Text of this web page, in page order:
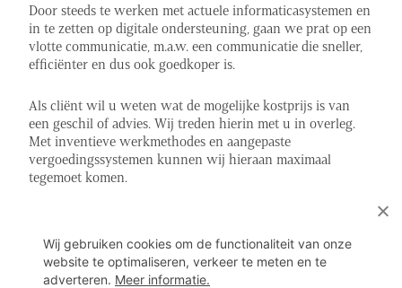
Door steeds te werken met actuele informaticasystemen en
in te zetten op digitale ondersteuning, gaan we prat op een
vlotte communicatie, m.a.w. een communicatie die sneller,
efficiënter en dus ook goedkoper is.
Als cliënt wil u weten wat de mogelijke kostprijs is van
een geschil of advies. Wij treden hierin met u in overleg.
Met inventieve werkmethodes en aangepaste
vergoedingssystemen kunnen wij hieraan maximaal
tegemoet komen.
Als onderneming bestaat Vobis zelf uit een team van meer
dan 10 advocaten en een staf van 5 ondersteunende
Wij gebruiken cookies om de functionaliteit van onze
website te optimaliseren, verkeer te meten en te
adverteren. Meer informatie.